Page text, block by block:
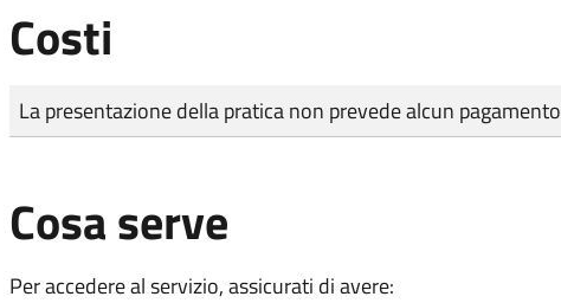
Costi
Tipo di pagamento
Importo
La presentazione della pratica non prevede alcun pagamento
Cosa serve
Per accedere al servizio, assicurati di avere: